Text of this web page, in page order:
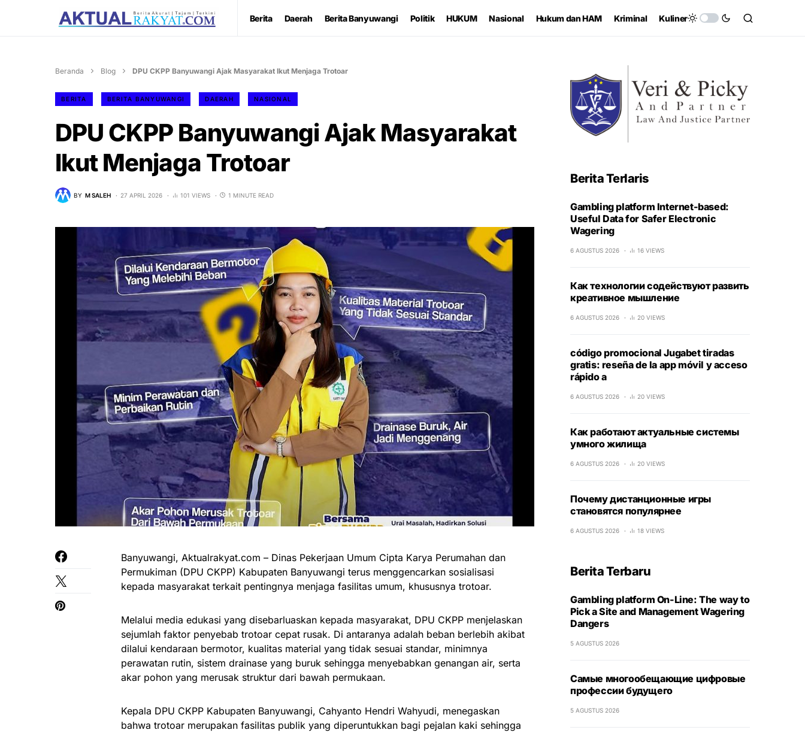
Berita Daerah Berita Banyuwangi Politik HUKUM Nasional Hukum dan HAM Kriminal Kuliner
Beranda Blog DPU CKPP Banyuwangi Ajak Masyarakat Ikut Menjaga Trotoar
BERITA BERITA BANYUWANGI DAERAH NASIONAL
DPU CKPP Banyuwangi Ajak Masyarakat
Ikut Menjaga Trotoar
BY M SALEH 27 APRIL 2026 101 VIEWS 1 MINUTE READ
Banyuwangi, Aktualrakyat.com – Dinas Pekerjaan Umum Cipta Karya Perumahan dan
Permukiman (DPU CKPP) Kabupaten Banyuwangi terus menggencarkan sosialisasi
kepada masyarakat terkait pentingnya menjaga fasilitas umum, khususnya trotoar.
Melalui media edukasi yang disebarluaskan kepada masyarakat, DPU CKPP menjelaskan
sejumlah faktor penyebab trotoar cepat rusak. Di antaranya adalah beban berlebih akibat
dilalui kendaraan bermotor, kualitas material yang tidak sesuai standar, minimnya
perawatan rutin, sistem drainase yang buruk sehingga menyebabkan genangan air, serta
akar pohon yang merusak struktur dari bawah permukaan.
Kepala DPU CKPP Kabupaten Banyuwangi, Cahyanto Hendri Wahyudi, menegaskan
bahwa trotoar merupakan fasilitas publik yang diperuntukkan bagi pejalan kaki sehingga
Berita Terlaris
Gambling platform Internet-based:
Useful Data for Safer Electronic
Wagering
6 AGUSTUS 2026 16 VIEWS
Как технологии содействуют развить
креативное мышление
6 AGUSTUS 2026 20 VIEWS
código promocional Jugabet tiradas
gratis: reseña de la app móvil y acceso
rápido a
6 AGUSTUS 2026 20 VIEWS
Как работают актуальные системы
умного жилища
6 AGUSTUS 2026 20 VIEWS
Почему дистанционные игры
становятся популярнее
6 AGUSTUS 2026 18 VIEWS
Berita Terbaru
Gambling platform On-Line: The way to
Pick a Site and Management Wagering
Dangers
5 AGUSTUS 2026
Самые многообещающие цифровые
профессии будущего
5 AGUSTUS 2026